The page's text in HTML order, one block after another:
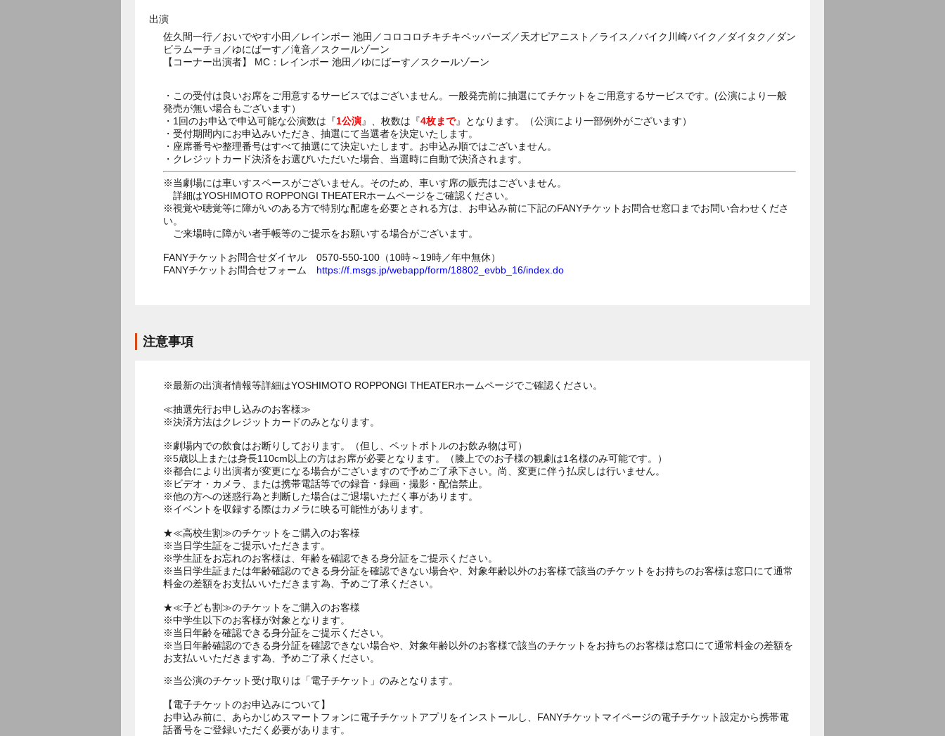
出演
佐久間一行／おいでやす小田／レインボー 池田／コロコロチキチキペッパーズ／天才ピアニスト／ライス／バイク川崎バイク／ダイタク／ダン
ビラムーチョ／ゆにばーす／滝音／スクールゾーン
【コーナー出演者】 MC：レインボー 池田／ゆにばーす／スクールゾーン
・この受付は良いお席をご用意するサービスではございません。一般発売前に抽選にてチケットをご用意するサービスです。(公演により一般
発売が無い場合もございます）
・1回のお申込で申込可能な公演数は『1公演』、枚数は『4枚まで』となります。（公演により一部例外がございます）
・受付期間内にお申込みいただき、抽選にて当選者を決定いたします。
・座席番号や整理番号はすべて抽選にて決定いたします。お申込み順ではございません。
・クレジットカード決済をお選びいただいた場合、当選時に自動で決済されます。
※当劇場には車いすスペースがございません。そのため、車いす席の販売はございません。
詳細はYOSHIMOTO ROPPONGI THEATERホームページをご確認ください。
※視覚や聴覚等に障がいのある方で特別な配慮を必要とされる方は、お申込み前に下記のFANYチケットお問合せ窓口までお問い合わせくださ
い。
ご来場時に障がい者手帳等のご提示をお願いする場合がございます。
FANYチケットお問合せダイヤル 0570-550-100（10時～19時／年中無休）
FANYチケットお問合せフォーム https://f.msgs.jp/webapp/form/18802_evbb_16/index.do
注意事項
※最新の出演者情報等詳細はYOSHIMOTO ROPPONGI THEATERホームページでご確認ください。
≪抽選先行お申し込みのお客様≫
※決済方法はクレジットカードのみとなります。
※劇場内での飲食はお断りしております。（但し、ペットボトルのお飲み物は可）
※5歳以上または身長110cm以上の方はお席が必要となります。（膝上でのお子様の観劇は1名様のみ可能です。）
※都合により出演者が変更になる場合がございますので予めご了承下さい。尚、変更に伴う払戻しは行いません。
※ビデオ・カメラ、または携帯電話等での録音・録画・撮影・配信禁止。
※他の方への迷惑行為と判断した場合はご退場いただく事があります。
※イベントを収録する際はカメラに映る可能性があります。
★≪高校生割≫のチケットをご購入のお客様
※当日学生証をご提示いただきます。
※学生証をお忘れのお客様は、年齢を確認できる身分証をご提示ください。
※当日学生証または年齢確認のできる身分証を確認できない場合や、対象年齢以外のお客様で該当のチケットをお持ちのお客様は窓口にて通常
料金の差額をお支払いいただきます為、予めご了承ください。
★≪子ども割≫のチケットをご購入のお客様
※中学生以下のお客様が対象となります。
※当日年齢を確認できる身分証をご提示ください。
※当日年齢確認のできる身分証を確認できない場合や、対象年齢以外のお客様で該当のチケットをお持ちのお客様は窓口にて通常料金の差額を
お支払いいただきます為、予めご了承ください。
※当公演のチケット受け取りは「電子チケット」のみとなります。
【電子チケットのお申込みについて】
お申込み前に、あらかじめスマートフォンに電子チケットアプリをインストールし、FANYチケットマイページの電子チケット設定から携帯電
話番号をご登録いただく必要があります。